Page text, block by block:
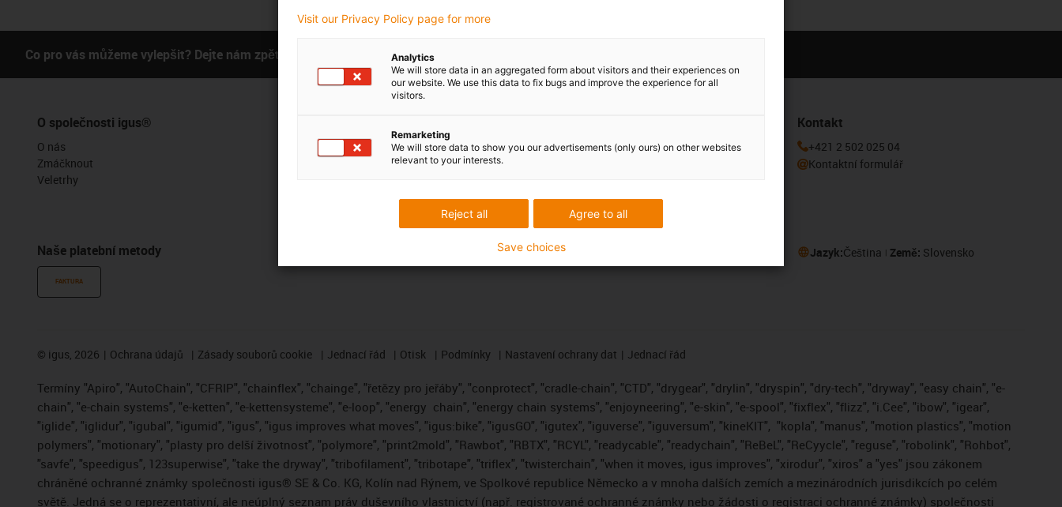
Co pro vás můžeme vylepšit? Dejte nám zpětnou vazbu. Pochvaly a kritika
O společnosti igus®
O nás
Zmáčknout
Veletrhy
Naše platební metody
FAKTURA
Funkce myigus
Portál se soubory CAD ke stažení
Buďte v obraze a zaregistrujte se k odběru
Přihlásit se k odběru newsletteru
Kontakt
+421 2 502 025 04
Kontaktní formulář
Jazyk:Čeština Země: Slovensko
© igus, 2026 Ochrana údajů Zásady souborů cookie Jednací řád Otisk Podmínky Nastavení ochrany dat Jednací řád
Termíny "Apiro", "AutoChain", "CFRIP", "chainflex", "chainge", "řetězy pro jeřáby", "conprotect", "cradle-chain", "CTD", "drygear", "drylin", "dryspin", "dry-tech", "dryway", "easy chain", "e-
chain", "e-chain systems", "e-ketten", "e-kettensysteme", "e-loop", "energy chain", "energy chain systems", "enjoyneering", "e-skin", "e-spool", "fixflex", "flizz", "i.Cee", "ibow", "igear",
"iglide", "iglidur", "igubal", "igumid", "igus", "igus improves what moves", "igus:bike", "igusGO", "igutex", "iguverse", "iguversum", "kineKIT", "kopla", "manus", "motion plastics", "motion
polymers", "motionary", "plasty pro delší životnost", "polymore", "print2mold", "Rawbot", "RBTX", "RCYL", "readycable", "readychain", "ReBeL", "ReCyycle", "reguse", "robolink", "Rohbot",
"savfe", "speedigus", 123superwise", "take the dryway", "tribofilament", "tribotape", "triflex", "twisterchain", "when it moves, igus improves", "xirodur", "xiros" a "yes" jsou zákonem
chráněné ochranné známky společnosti igus® SE & Co. KG, Kolín nad Rýnem, ve Spolkové republice Německo a v mnoha dalších zemích a mezinárodních jurisdikcích po celém
světě. Jedná se o reprezentativní, ale neúplný seznam práv duševního vlastnictví (např. registrované ochranné známky nebo žádosti o registraci ochranné známky) společnosti
Visit our Privacy Policy page for more
Analytics
We will store data in an aggregated form about visitors and their experiences on
our website. We use this data to fix bugs and improve the experience for all
visitors.
Remarketing
We will store data to show you our advertisements (only ours) on other websites
relevant to your interests.
Agree to all
Reject all
Save choices